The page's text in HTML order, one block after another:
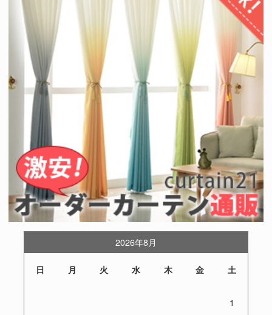
2026年8月
日 月 火 水 木 金 土
1